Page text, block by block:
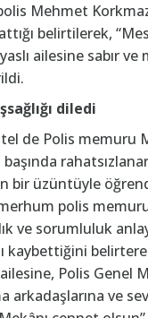
Mehmet
belirtilerek,
ailesine sabır
diledi
de Polis memuru
bir üzüntüyle
polis
ve sorumluluk
kaybettiğini
Polis Genel
arkadaşlarına ve